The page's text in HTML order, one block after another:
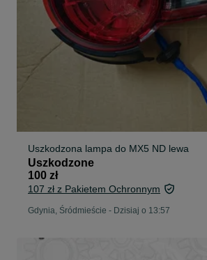
Uszkodzona lampa do MX5 ND lewa
Uszkodzone
100 zł
107 zł z Pakietem Ochronnym
Gdynia, Śródmieście - Dzisiaj o 13:57